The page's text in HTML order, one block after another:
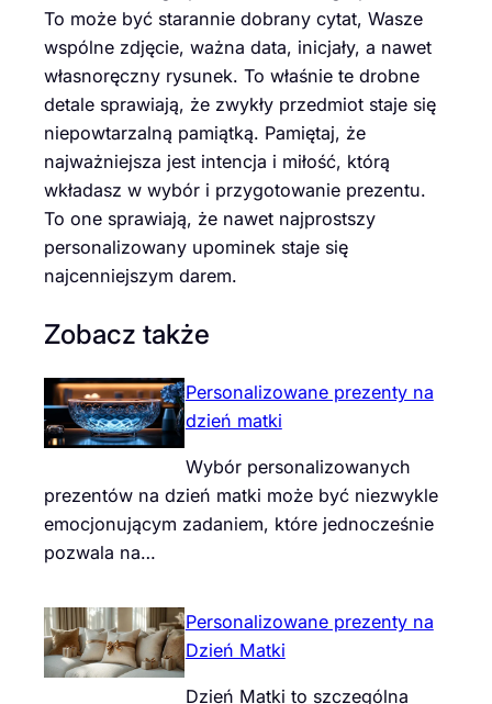
To może być starannie dobrany cytat, Wasze
wspólne zdjęcie, ważna data, inicjały, a nawet
własnoręczny rysunek. To właśnie te drobne
detale sprawiają, że zwykły przedmiot staje się
niepowtarzalną pamiątką. Pamiętaj, że
najważniejsza jest intencja i miłość, którą
wkładasz w wybór i przygotowanie prezentu.
To one sprawiają, że nawet najprostszy
personalizowany upominek staje się
najcenniejszym darem.
Zobacz także
Personalizowane prezenty na
dzień matki
Wybór personalizowanych
prezentów na dzień matki może być niezwykle
emocjonującym zadaniem, które jednocześnie
pozwala na…
Personalizowane prezenty na
Dzień Matki
Dzień Matki to szczególna